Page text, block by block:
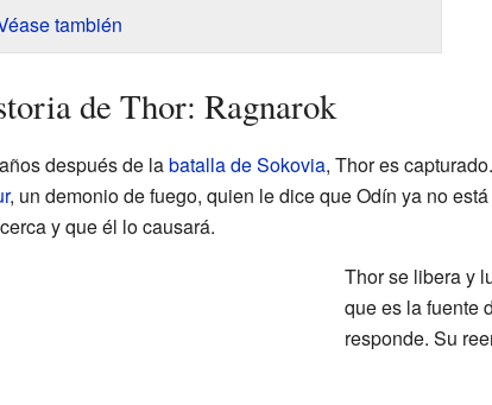
también
de Thor: Ragnarok
después de labatalla de Sokovia, Thor es
, un demonio de fuego, quien le dice que Odín ya no
y que él lo causará.
Thor se libera y
que es la fuente
responde. Su